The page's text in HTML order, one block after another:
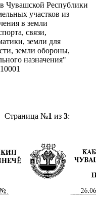
Чувашской Республики
участков из
в земли
связи,
земли для
земли обороны,
назначения"
Страница №1 из 3: